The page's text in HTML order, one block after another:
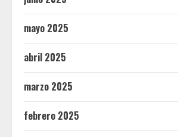
mayo 2025
abril 2025
marzo 2025
febrero 2025